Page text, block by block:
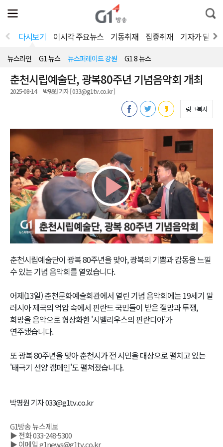
전
체
뉴
열
통
합
색
다시보기 이시각 주요뉴스 기동취재 집중취재 기자가 달려
뉴스라인 G1 뉴스 뉴스퍼레이드 강원 G1 8 뉴스
춘천시립예술단, 광복80주년 기념음악회 개최
2025-08-14 박명원 기자 [ 033@g1tv.co.kr ]
링크복사
Play
Video
춘천시립예술단이 광복 80주년을 맞아, 광복의 기쁨과 감동을 느낄
수 있는 기념 음악회를 열었습니다.
어제(13일) 춘천문화예술회관에서 열린 기념 음악회에는 19세기 말
러시아 제국의 억압 속에서 핀란드 국민들이 받은 절망과 투쟁,
희망을 음악으로 형상화한 '시벨리우스의 핀란디아'가
연주됐습니다.
또 광복 80주년을 맞아 춘천시가 전 시민을 대상으로 펼치고 있는
'태극기 선양 캠페인'도 펼쳐졌습니다.
박명원 기자 033@g1tv.co.kr
G1방송 뉴스제보
▶ 전화 033-248-5300
▶ 이메일 g1news@g1tv.co.kr